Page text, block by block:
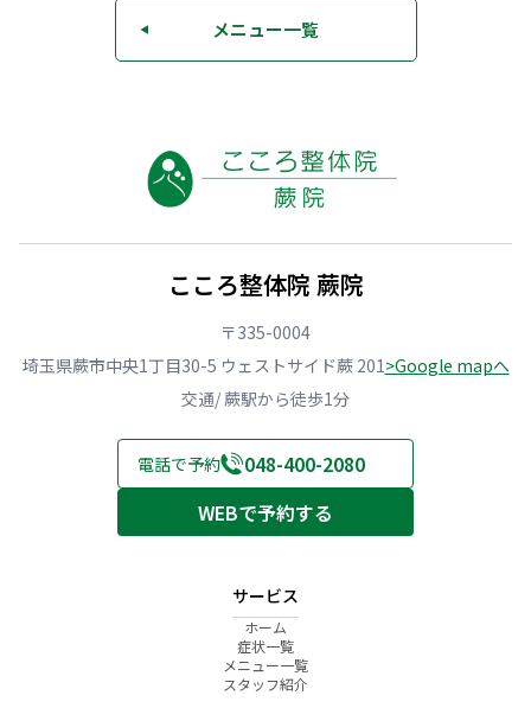
◀ メニュー一覧
こころ整体院 蕨院
〒335-0004
埼玉県蕨市中央1丁目30-5 ウェストサイド蕨 201 >Google mapへ
交通/ 蕨駅から徒歩1分
電話で予約
048-400-2080
WEBで予約する
サービス
ホーム
症状一覧
メニュー一覧
スタッフ紹介